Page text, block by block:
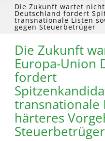
Die Zukunft wartet
Deutschland fordert
transnationale Listen
gegen Steuerbetrüger
Die Zukunft
Europa-Union
fordert
transnationale
härteres
Steuerbetrüger